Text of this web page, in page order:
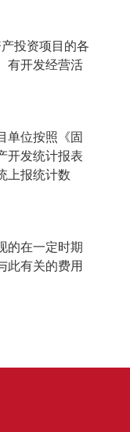
投资项目的各
有开发经营活
单位按照《固
开发统计报表
上报统计数
的在一定时期
此有关的费用